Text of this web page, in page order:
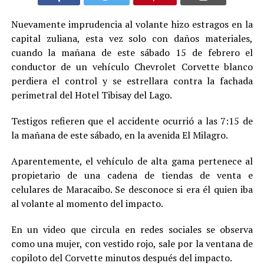
Nuevamente imprudencia al volante hizo estragos en la
capital zuliana, esta vez solo con daños materiales,
cuando la mañana de este sábado 15 de febrero el
conductor de un vehículo Chevrolet Corvette blanco
perdiera el control y se estrellara contra la fachada
perimetral del Hotel Tibisay del Lago.
Testigos refieren que el accidente ocurrió a las 7:15 de
la mañana de este sábado, en la avenida El Milagro.
Aparentemente, el vehículo de alta gama pertenece al
propietario de una cadena de tiendas de venta e
celulares de Maracaibo. Se desconoce si era él quien iba
al volante al momento del impacto.
En un video que circula en redes sociales se observa
como una mujer, con vestido rojo, sale por la ventana de
copiloto del Corvette minutos después del impacto.